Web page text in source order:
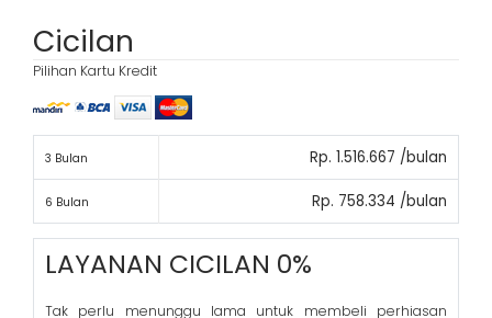
Cicilan
Pilihan Kartu Kredit
3 Bulan Rp. 1.516.667 /bulan
6 Bulan Rp. 758.334 /bulan
LAYANAN CICILAN 0%
Tak perlu menunggu lama untuk membeli perhiasan